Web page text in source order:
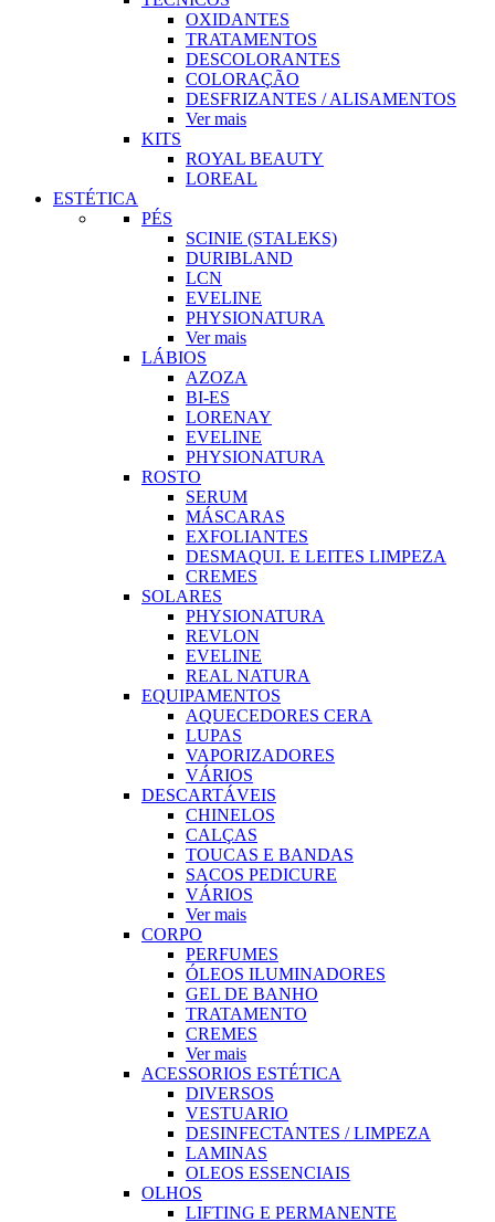
OXIDANTES
TRATAMENTOS
DESCOLORANTES
COLORAÇÃO
DESFRIZANTES / ALISAMENTOS
Ver mais
KITS
ROYAL BEAUTY
LOREAL
ESTÉTICA
PÉS
SCINIE (STALEKS)
DURIBLAND
LCN
EVELINE
PHYSIONATURA
Ver mais
LÁBIOS
AZOZA
BI-ES
LORENAY
EVELINE
PHYSIONATURA
ROSTO
SERUM
MÁSCARAS
EXFOLIANTES
DESMAQUI. E LEITES LIMPEZA
CREMES
SOLARES
PHYSIONATURA
REVLON
EVELINE
REAL NATURA
EQUIPAMENTOS
AQUECEDORES CERA
LUPAS
VAPORIZADORES
VÁRIOS
DESCARTÁVEIS
CHINELOS
CALÇAS
TOUCAS E BANDAS
SACOS PEDICURE
VÁRIOS
Ver mais
CORPO
PERFUMES
ÓLEOS ILUMINADORES
GEL DE BANHO
TRATAMENTO
CREMES
Ver mais
ACESSORIOS ESTÉTICA
DIVERSOS
VESTUARIO
DESINFECTANTES / LIMPEZA
LAMINAS
OLEOS ESSENCIAIS
OLHOS
LIFTING E PERMANENTE